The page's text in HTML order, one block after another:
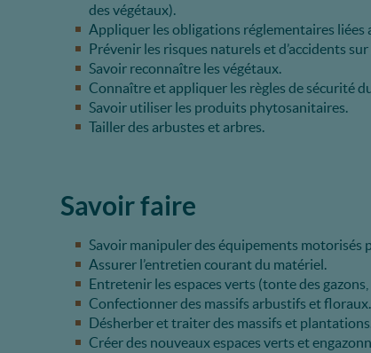
des végétaux).
Appliquer les obligations réglementaires liées
Prévenir les risques naturels et d’accidents
Savoir reconnaître les végétaux.
Connaître et appliquer les règles de sécurité
Savoir utiliser les produits phytosanitaires.
Tailler des arbustes et arbres.
Savoir faire
Savoir manipuler des équipements motorisés
Assurer l’entretien courant du matériel.
Entretenir les espaces verts (tonte des
Confectionner des massifs arbustifs et floraux.
Désherber et traiter des massifs et
Créer des nouveaux espaces verts et